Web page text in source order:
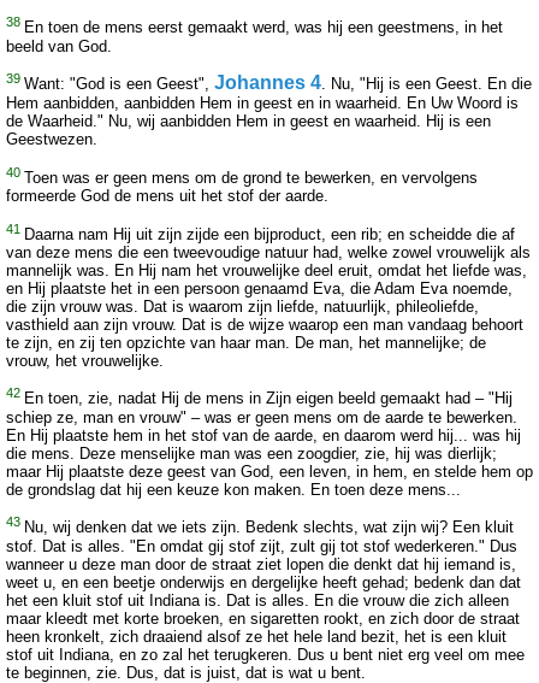
38 En toen de mens eerst gemaakt werd, was hij een geestmens, in het
beeld van God.
39 Want: "God is een Geest", Johannes 4. Nu, "Hij is een Geest. En die
Hem aanbidden, aanbidden Hem in geest en in waarheid. En Uw Woord is
de Waarheid." Nu, wij aanbidden Hem in geest en waarheid. Hij is een
Geestwezen.
40 Toen was er geen mens om de grond te bewerken, en vervolgens
formeerde God de mens uit het stof der aarde.
41 Daarna nam Hij uit zijn zijde een bijproduct, een rib; en scheidde die af
van deze mens die een tweevoudige natuur had, welke zowel vrouwelijk als
mannelijk was. En Hij nam het vrouwelijke deel eruit, omdat het liefde was,
en Hij plaatste het in een persoon genaamd Eva, die Adam Eva noemde,
die zijn vrouw was. Dat is waarom zijn liefde, natuurlijk, phileoliefde,
vasthield aan zijn vrouw. Dat is de wijze waarop een man vandaag behoort
te zijn, en zij ten opzichte van haar man. De man, het mannelijke; de
vrouw, het vrouwelijke.
42 En toen, zie, nadat Hij de mens in Zijn eigen beeld gemaakt had – "Hij
schiep ze, man en vrouw" – was er geen mens om de aarde te bewerken.
En Hij plaatste hem in het stof van de aarde, en daarom werd hij... was hij
die mens. Deze menselijke man was een zoogdier, zie, hij was dierlijk;
maar Hij plaatste deze geest van God, een leven, in hem, en stelde hem op
de grondslag dat hij een keuze kon maken. En toen deze mens...
43 Nu, wij denken dat we iets zijn. Bedenk slechts, wat zijn wij? Een kluit
stof. Dat is alles. "En omdat gij stof zijt, zult gij tot stof wederkeren." Dus
wanneer u deze man door de straat ziet lopen die denkt dat hij iemand is,
weet u, en een beetje onderwijs en dergelijke heeft gehad; bedenk dan dat
het een kluit stof uit Indiana is. Dat is alles. En die vrouw die zich alleen
maar kleedt met korte broeken, en sigaretten rookt, en zich door de straat
heen kronkelt, zich draaiend alsof ze het hele land bezit, het is een kluit
stof uit Indiana, en zo zal het terugkeren. Dus u bent niet erg veel om mee
te beginnen, zie. Dus, dat is juist, dat is wat u bent.